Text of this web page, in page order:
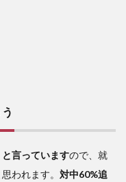
言っていますので、就
思われます。 対中60%追